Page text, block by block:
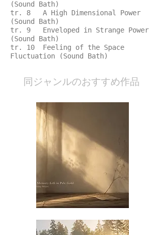
(Sound Bath)
tr. 8 A High Dimensional Power
(Sound Bath)
tr. 9 Enveloped in Strange Power
(Sound Bath)
tr. 10 Feeling of the Space
Fluctuation (Sound Bath)
​同ジャンルのおすすめ作品